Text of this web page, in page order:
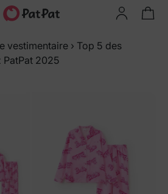
vestimentaire › Top 5 des
PatPat 2025